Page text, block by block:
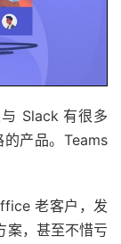
Slack 有很多
产品。Teams
老客户，发
案，甚至不惜亏